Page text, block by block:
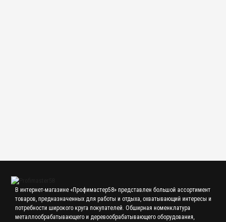
В интернет-магазине «Профимастер58» представлен большой ассортимент
товаров, предназначенных для работы и отдыха, охватывающий интересы и
потребности широкого круга покупателей. Обширная номенклатура
металлообрабатывающего и деревообрабатывающего оборудования,